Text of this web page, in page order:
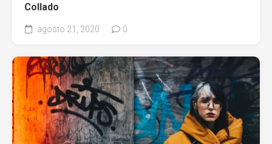
Collado
agosto 21, 2020 0